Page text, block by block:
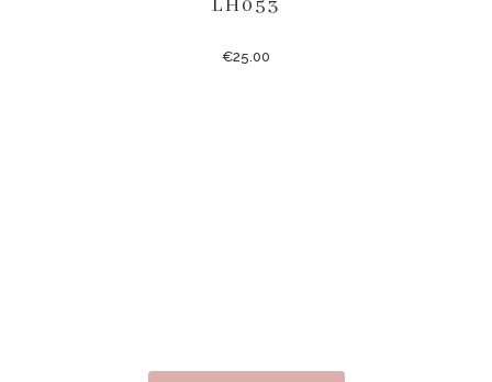
LH053
€25.00